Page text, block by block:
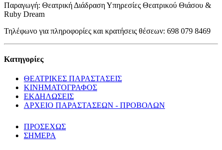
Παραγωγή: Θεατρική Διάδραση Υπηρεσίες Θεατρικού Θιάσου &
Ruby Dream
Τηλέφωνο για πληροφορίες και κρατήσεις θέσεων: 698 079 8469
Κατηγορίες
ΘΕΑΤΡΙΚΕΣ ΠΑΡΑΣΤΑΣΕΙΣ
ΚΙΝΗΜΑΤΟΓΡΑΦΟΣ
ΕΚΔΗΛΩΣΕΙΣ
ΑΡΧΕΙΟ ΠΑΡΑΣΤΑΣΕΩΝ - ΠΡΟΒΟΛΩΝ
ΠΡΟΣΕΧΩΣ
ΣΗΜΕΡΑ